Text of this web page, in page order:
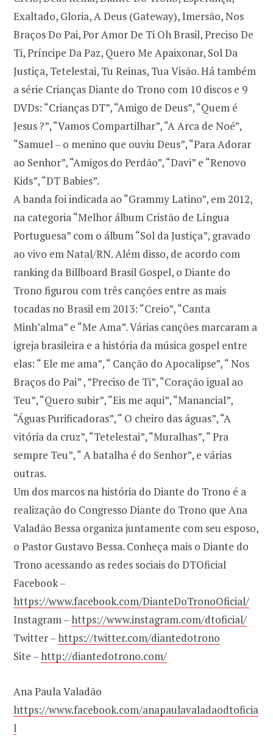
Exaltado, Gloria, A Deus (Gateway), Imersão, Nos
Braços Do Pai, Por Amor De Ti Oh Brasil, Preciso De
Ti, Príncipe Da Paz, Quero Me Apaixonar, Sol Da
Justiça, Tetelestai, Tu Reinas, Tua Visão. Há também
a série Crianças Diante do Trono com 10 discos e 9
DVDs: “Crianças DT”, “Amigo de Deus”, “Quem é
Jesus ?”, “Vamos Compartilhar”, “A Arca de Noé”,
“Samuel – o menino que ouviu Deus”, “Para Adorar
ao Senhor”, “Amigos do Perdão”, “Davi” e “Renovo
Kids”, “DT Babies”.
A banda foi indicada ao “Grammy Latino”, em 2012,
na categoria “Melhor álbum Cristão de Língua
Portuguesa” com o álbum “Sol da Justiça”, gravado
ao vivo em Natal/RN. Além disso, de acordo com
ranking da Billboard Brasil Gospel, o Diante do
Trono figurou com três canções entre as mais
tocadas no Brasil em 2013: “Creio”, “Canta
Minh’alma” e “Me Ama”. Várias canções marcaram a
igreja brasileira e a história da música gospel entre
elas: “ Ele me ama”, “ Canção do Apocalipse”, “ Nos
Braços do Pai” , ”Preciso de Ti”, “Coração igual ao
Teu”, “Quero subir”, “Eis me aqui”, “Manancial”,
“Águas Purificadoras”, “ O cheiro das águas”, “A
vitória da cruz”, “Tetelestai”, “Muralhas”, “ Pra
sempre Teu”, “ A batalha é do Senhor”, e várias
outras.
Um dos marcos na história do Diante do Trono é a
realização do Congresso Diante do Trono que Ana
Valadão Bessa organiza juntamente com seu esposo,
o Pastor Gustavo Bessa. Conheça mais o Diante do
Trono acessando as redes sociais do DTOficial
Facebook –
https://www.facebook.com/DianteDoTronoOficial/
Instagram –https://www.instagram.com/dtoficial/
Twitter –https://twitter.com/diantedotrono
Site –http://diantedotrono.com/
Ana Paula Valadão
https://www.facebook.com/anapaulavaladaodtoficia
l